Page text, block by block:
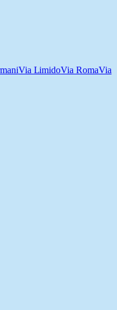
Via LimidoVia RomaVia